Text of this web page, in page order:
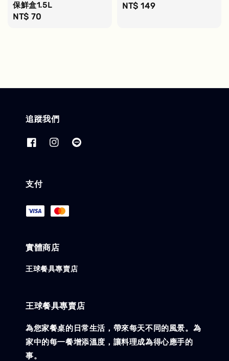
保鮮盒1.5L
Regular
NT$ 70
Regular
NT$ 149
追蹤我們
支付
實體商店
王球餐具專賣店
王球餐具專賣店
為您家餐桌的日常生活，帶來每天不同的風景。為
家中的每一餐增添溫度，讓料理成為得心應手的
事。